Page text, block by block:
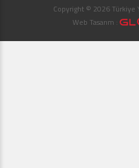
Copyright © 2026 Türkiye
Web Tasarım :